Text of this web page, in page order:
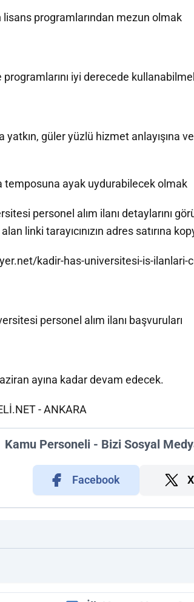
programlarından mezun olmak
iyi derecede
yatkın, güler yüzlü hizmet anlayışına
temposuna ayak uydurabilecek olmak
personel alım ilanı detaylarını
linki tarayıcınızın adres satırına
kadir-has-universitesi-is-
personel alım ilanı başvuruları
ayına kadar devam edecek.
- ANKARA
Kamu Personeli - Bizi Sosyal
Facebook